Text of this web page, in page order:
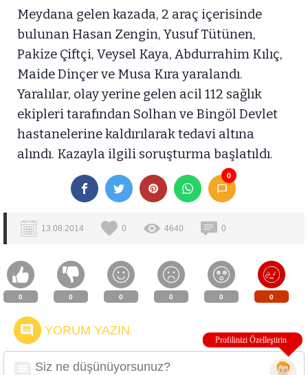
Meydana gelen kazada, 2 araç içerisinde
bulunan Hasan Zengin, Yusuf Tütünen,
Pakize Çiftçi, Veysel Kaya, Abdurrahim Kılıç,
Maide Dinçer ve Musa Kıra yaralandı.
Yaralılar, olay yerine gelen acil 112 sağlık
ekipleri tarafından Solhan ve Bingöl Devlet
hastanelerine kaldırılarak tedavi altına
alındı. Kazayla ilgili soruşturma başlatıldı.
0
13.08.2014 0 4640 0
0 0 0 0 0 0
YORUM YAZIN